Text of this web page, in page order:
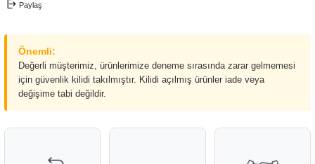
Paylaş
Önemli:
Değerli müşterimiz, ürünlerimize deneme sırasında zarar gelmemesi
için güvenlik kilidi takılmıştır. Kilidi açılmış ürünler iade veya
değişime tabi değildir.